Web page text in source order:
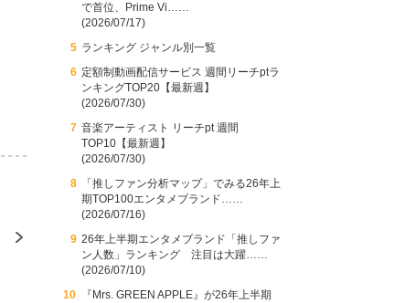
で首位、Prime Vi……
(2026/07/17)
ランキング ジャンル別一覧
定額制動画配信サービス 週間リーチptラ
ンキングTOP20【最新週】
(2026/07/30)
音楽アーティスト リーチpt 週間
TOP10【最新週】
(2026/07/30)
「推しファン分析マップ」でみる26年上
期TOP100エンタメブランド……
(2026/07/16)
26年上半期エンタメブランド「推しファ
ン人数」ランキング 注目は大躍……
(2026/07/10)
『Mrs. GREEN APPLE』が26年上半期